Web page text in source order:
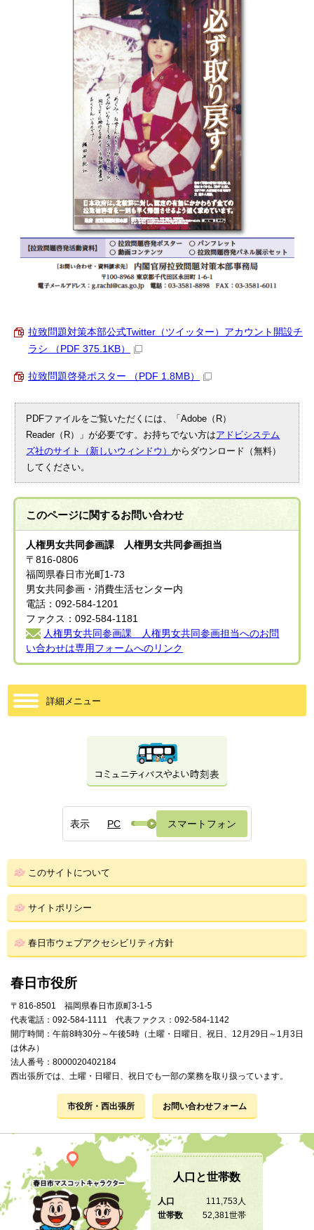
拉致問題対策本部公式Twitter（ツイッター）アカウント開設チ
ラシ （PDF 375.1KB）
拉致問題啓発ポスター （PDF 1.8MB）
PDFファイルをご覧いただくには、「Adobe（R）
Reader（R）」が必要です。お持ちでない方はアドビシステム
ズ社のサイト（新しいウィンドウ）からダウンロード（無料）
してください。
このページに関するお問い合わせ
人権男女共同参画課 人権男女共同参画担当
〒816-0806
福岡県春日市光町1-73
男女共同参画・消費生活センター内
電話：092-584-1201
ファクス：092-584-1181
人権男女共同参画課 人権男女共同参画担当へのお問
い合わせは専用フォームへのリンク
詳細メニュー
表示 PC スマートフォン
このサイトについて
サイトポリシー
春日市ウェブアクセシビリティ方針
春日市役所
〒816-8501 福岡県春日市原町3-1-5
代表電話：092-584-1111 代表ファクス：092-584-1142
開庁時間：午前8時30分～午後5時（土曜・日曜日、祝日、12月29日～1月3日
は休み）
法人番号：8000020402184
西出張所では、土曜・日曜日、祝日でも一部の業務を取り扱っています。
市役所・西出張所 お問い合わせフォーム
人口と世帯数
人口
111,753人
世帯数
52,381世帯